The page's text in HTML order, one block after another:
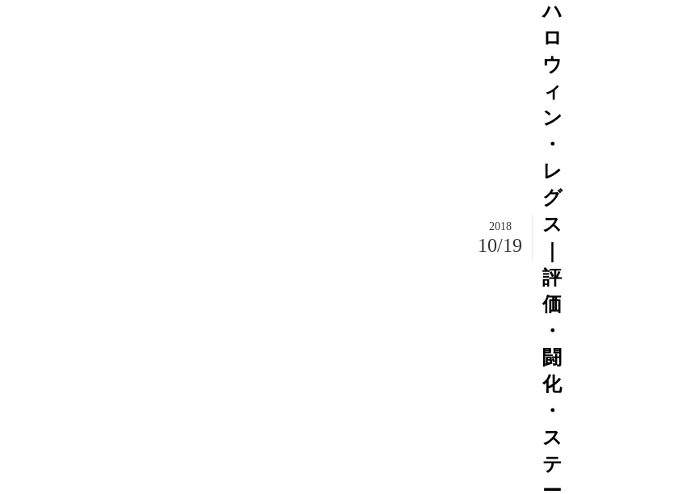
ハ
ロ
ウ
ィ
ン
・
レ
グ
ス
評
価
・
闘
化
・
ス
テ
2018
10/19